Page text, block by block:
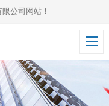
公司网站！